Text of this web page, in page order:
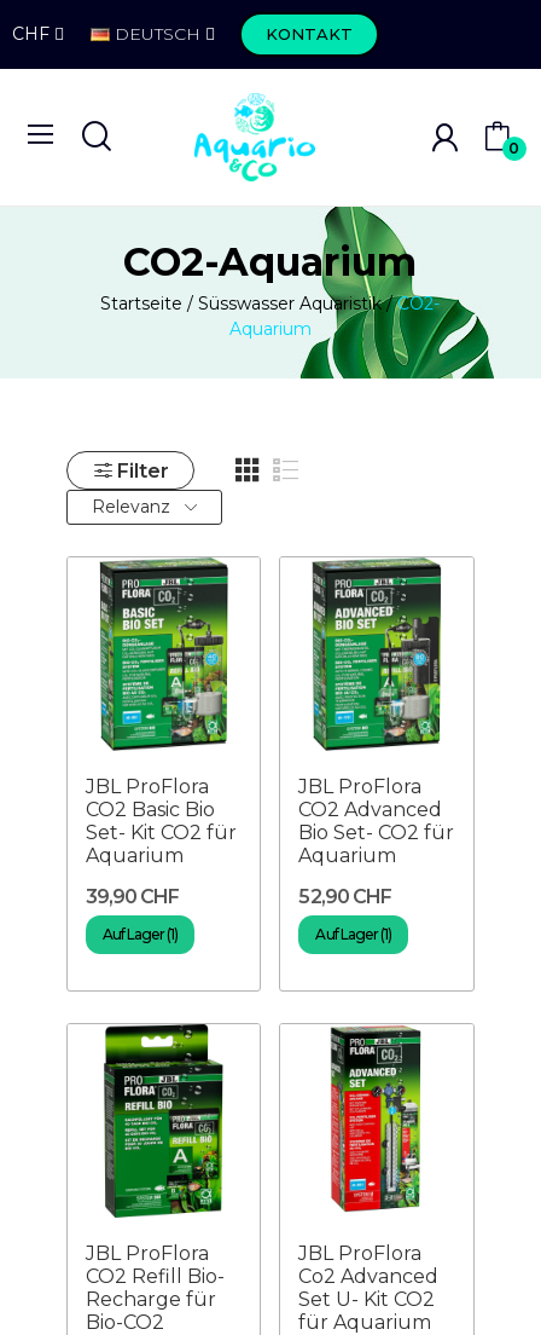
CHF DEUTSCH KONTAKT
0
CO2-Aquarium
Startseite Süsswasser Aquaristik
CO2-
Aquarium
Filter
Relevanz
JBL ProFlora
CO2 Basic Bio
Set- Kit CO2 für
Aquarium
39,90 CHF
Auf Lager (1)
JBL ProFlora
CO2 Advanced
Bio Set- CO2 für
Aquarium
52,90 CHF
Auf Lager (1)
JBL ProFlora
CO2 Refill Bio-
Recharge für
Bio-CO2
JBL ProFlora
Co2 Advanced
Set U- Kit CO2
für Aquarium